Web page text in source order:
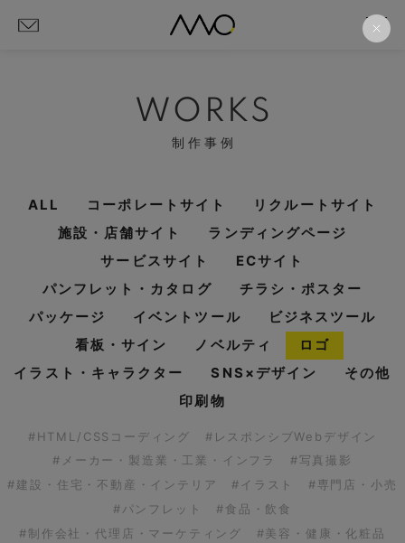
WORKS
制作事例
ALL コーポレートサイト
リクルートサイト
施設・店舗サイト
ランディングページ
サービスサイト
ECサイト
パンフレット・カタログ
チラシ・ポスター
パッケージ
イベントツール
ビジネスツール
看板・サイン
ノベルティ
ロゴ
イラスト・キャラクター
SNS×デザイン
その他
印刷物
#HTML/CSSコーディング
#レスポンシブWebデザイン
#メーカー・製造業・工業・インフラ
#写真撮影
#建設・住宅・不動産・インテリア
#イラスト
#専門店・小売
#パンフレット
#食品・飲食
#制作会社・代理店・マーケティング
#美容・健康・化粧品